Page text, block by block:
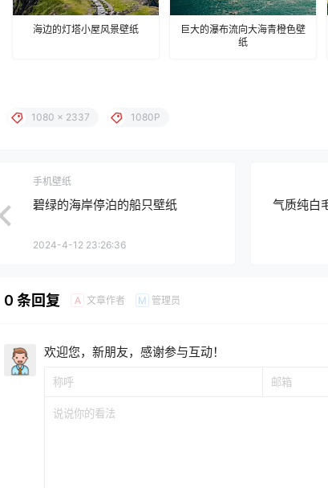
海边的灯塔小屋风景壁纸
巨大的瀑布流向大海青橙色壁
纸
1080 x 2337 1080P
手机壁纸
碧绿的海岸停泊的船只壁纸
2024-4-12 23:26:36
气质纯白
0 条回复 A 文章作者 M 管理员
欢迎您，新朋友，感谢参与互动！